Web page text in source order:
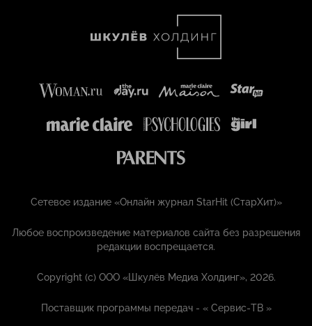
Сетевое издание «Онлайн журнал StarHit (СтарХит)»
Любое воспроизведение материалов сайта без разрешения
редакции воспрещается.
Copyright (с) ООО «Шкулёв Медиа Холдинг», 2026.
Поставщик программы передач - «Сервис-ТВ »